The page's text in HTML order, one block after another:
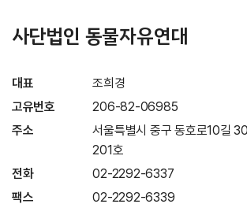
사단법인 동물자유연대
대표
조희경
고유번호
206-82-06985
주소
서울특별시 중구 동호로10길
201호
전화
02-2292-6337
팩스
02-2292-6339